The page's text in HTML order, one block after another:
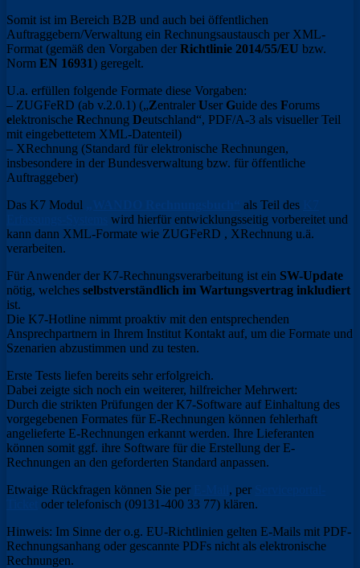
Somit ist im Bereich B2B und auch bei öffentlichen
Auftraggebern/Verwaltung ein Rechnungsaustausch per XML-
Format (gemäß den Vorgaben der Richtlinie 2014/55/EU bzw.
Norm EN 16931) geregelt.
U.a. erfüllen folgende Formate diese Vorgaben:
– ZUGFeRD (ab v.2.0.1) („Zentraler User Guide des Forums
elektronische Rechnung Deutschland“, PDF/A-3 als visueller Teil
mit eingebettetem XML-Datenteil)
– XRechnung (Standard für elektronische Rechnungen,
insbesondere in der Bundesverwaltung bzw. für öffentliche
Auftraggeber)
Das K7 Modul
als Teil des
wird hierfür entwicklungsseitig vorbereitet und
kann dann XML-Formate wie ZUGFeRD , XRechnung u.ä.
verarbeiten.
Für Anwender der K7-Rechnungsverarbeitung ist ein SW-Update
nötig, welches selbstverständlich im Wartungsvertrag inkludiert
ist.
Die K7-Hotline nimmt proaktiv mit den entsprechenden
Ansprechpartnern in Ihrem Institut Kontakt auf, um die Formate und
Szenarien abzustimmen und zu testen.
Erste Tests liefen bereits sehr erfolgreich.
Dabei zeigte sich noch ein weiterer, hilfreicher Mehrwert:
Durch die strikten Prüfungen der K7-Software auf Einhaltung des
vorgegebenen Formates für E-Rechnungen können fehlerhaft
angelieferte E-Rechnungen erkannt werden. Ihre Lieferanten
können somit ggf. ihre Software für die Erstellung der E-
Rechnungen an den geforderten Standard anpassen.
Etwaige Rückfragen können Sie per
, per
oder telefonisch (09131-400 33 77) klären.
Hinweis: Im Sinne der o.g. EU-Richtlinien gelten E-Mails mit PDF-
Rechnungsanhang oder gescannte PDFs nicht als elektronische
Rechnungen.